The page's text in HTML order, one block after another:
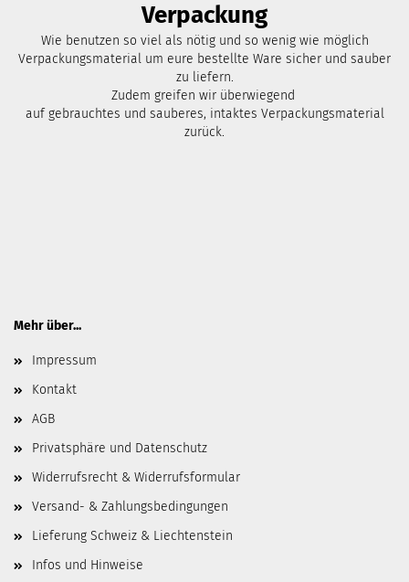
Verpackung
Wie benutzen so viel als nötig und so wenig wie möglich
Verpackungsmaterial um eure bestellte Ware sicher und sauber
zu liefern.
Zudem greifen wir überwiegend
auf gebrauchtes und sauberes, intaktes Verpackungsmaterial
zurück.
Mehr über...
Impressum
Kontakt
AGB
Privatsphäre und Datenschutz
Widerrufsrecht & Widerrufsformular
Versand- & Zahlungsbedingungen
Lieferung Schweiz & Liechtenstein
Infos und Hinweise